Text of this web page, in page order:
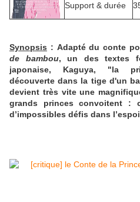
Support & durée
Synopsis : Adapté du conte
de bambou, un des textes
japonaise, Kaguya, "la
découverte dans la tige d'un
devient très vite une
grands princes convoitent :
d’impossibles défis dans